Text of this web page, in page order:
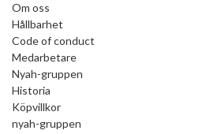
Om oss
Hållbarhet
Code of conduct
Medarbetare
Nyah-gruppen
Historia
Köpvillkor
nyah-gruppen